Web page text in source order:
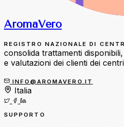
AromaVero
REGISTRO NAZIONALE DI
consolida trattamenti
e valutazioni dei clienti dei
INFO@AROMAVERO.IT
Italia
SUPPORTO